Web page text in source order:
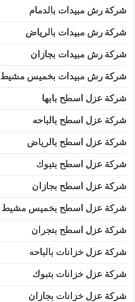
شركة رش مبيدات بالدمام
شركة رش مبيدات بالرياض
شركة رش مبيدات بجازان
شركة رش مبيدات بخميس مشيط
شركة عزل اسطح بابها
شركة عزل اسطح بالباحه
شركة عزل اسطح بالرياض
شركة عزل اسطح بتبوك
شركة عزل اسطح بجازان
شركة عزل اسطح بخميس مشيط
شركة عزل اسطح بنجران
شركة عزل خزانات بالباحه
شركة عزل خزانات بتبوك
شركة عزل خزانات بجازان